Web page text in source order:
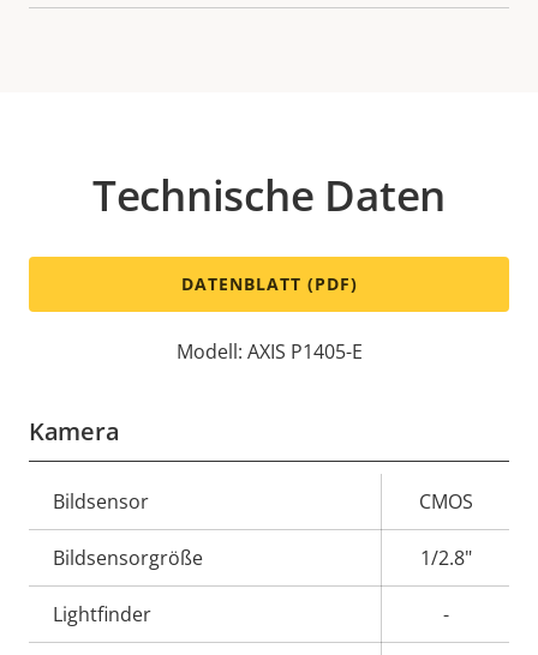
Technische Daten
DATENBLATT (PDF)
Modell: AXIS P1405-E
Kamera
Eigentumsbeschreibung Eigentumswert
Bildsensor CMOS
Bildsensorgröße 1/2.8"
Lightfinder -